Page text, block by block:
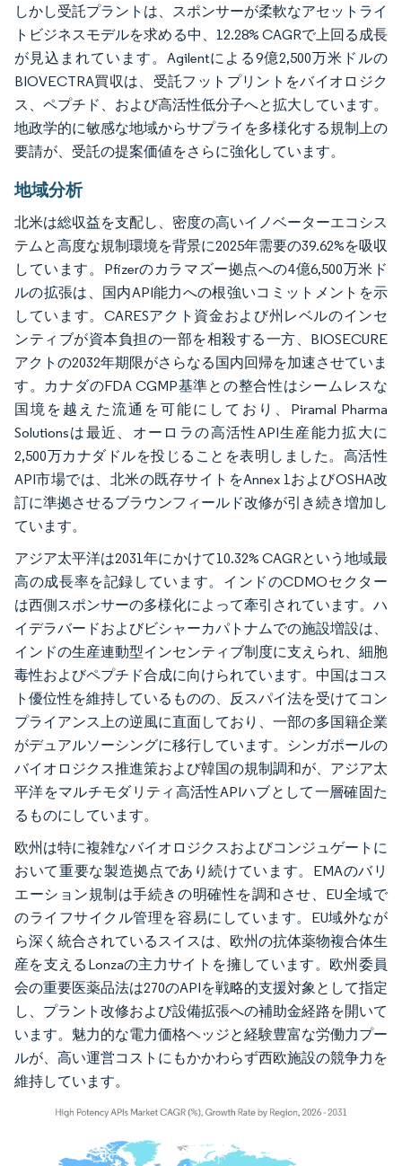
しかし受託プラントは、スポンサーが柔軟なアセットライ
トビジネスモデルを求める中、12.28% CAGRで上回る成長
が見込まれています。Agilentによる9億2,500万米ドルの
BIOVECTRA買収は、受託フットプリントをバイオロジク
ス、ペプチド、および高活性低分子へと拡大しています。
地政学的に敏感な地域からサプライを多様化する規制上の
要請が、受託の提案価値をさらに強化しています。
地域分析
北米は総収益を支配し、密度の高いイノベーターエコシス
テムと高度な規制環境を背景に2025年需要の39.62%を吸収
しています。Pfizerのカラマズー拠点への4億6,500万米ド
ルの拡張は、国内API能力への根強いコミットメントを示
しています。CARESアクト資金および州レベルのインセ
ンティブが資本負担の一部を相殺する一方、BIOSECURE
アクトの2032年期限がさらなる国内回帰を加速させていま
す。カナダのFDA CGMP基準との整合性はシームレスな
国境を越えた流通を可能にしており、Piramal Pharma
Solutionsは最近、オーロラの高活性API生産能力拡大に
2,500万カナダドルを投じることを表明しました。高活性
API市場では、北米の既存サイトをAnnex 1およびOSHA改
訂に準拠させるブラウンフィールド改修が引き続き増加し
ています。
アジア太平洋は2031年にかけて10.32% CAGRという地域最
高の成長率を記録しています。インドのCDMOセクター
は西側スポンサーの多様化によって牽引されています。ハ
イデラバードおよびビシャーカパトナムでの施設増設は、
インドの生産連動型インセンティブ制度に支えられ、細胞
毒性およびペプチド合成に向けられています。中国はコス
ト優位性を維持しているものの、反スパイ法を受けてコン
プライアンス上の逆風に直面しており、一部の多国籍企業
がデュアルソーシングに移行しています。シンガポールの
バイオロジクス推進策および韓国の規制調和が、アジア太
平洋をマルチモダリティ高活性APIハブとして一層確固た
るものにしています。
欧州は特に複雑なバイオロジクスおよびコンジュゲートに
おいて重要な製造拠点であり続けています。EMAのバリ
エーション規制は手続きの明確性を調和させ、EU全域で
のライフサイクル管理を容易にしています。EU域外なが
ら深く統合されているスイスは、欧州の抗体薬物複合体生
産を支えるLonzaの主力サイトを擁しています。欧州委員
会の重要医薬品法は270のAPIを戦略的支援対象として指定
し、プラント改修および設備拡張への補助金経路を開いて
います。魅力的な電力価格ヘッジと経験豊富な労働力プー
ルが、高い運営コストにもかかわらず西欧施設の競争力を
維持しています。